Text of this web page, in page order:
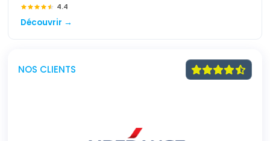
4.4
Découvrir →
NOS CLIENTS